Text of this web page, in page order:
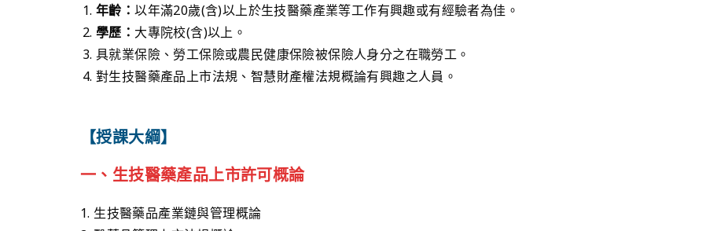
年齡：以年滿20歲(含)以上於生技醫藥產業等工作有興趣或有經驗者為佳。
學歷： 大專院校(含)以上。
具就業保險、勞工保險或農民健康保險被保險人身分之在職勞工。
對生技醫藥產品上市法規、智慧財產權法規概論有興趣之人員。
【授課大綱】
一、生技醫藥產品上市許可概論
1. 生技醫藥品產業鏈與管理概論